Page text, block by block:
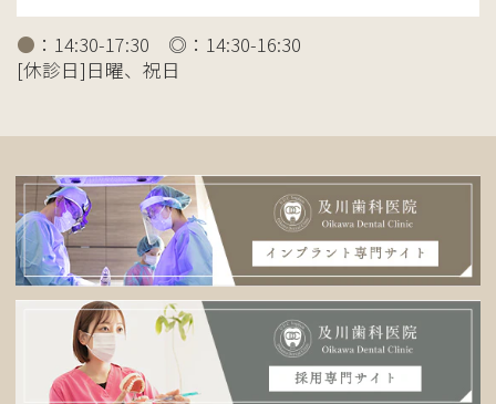
● ：14:30-17:30 ◎：14:30-16:30
[休診日]日曜、祝日